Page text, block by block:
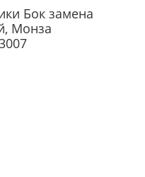
Бок замена
Монза